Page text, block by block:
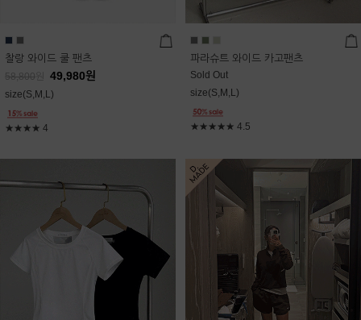
찰랑 와이드 쿨 팬츠
58,800 49,980원
size(S,M,L)
★★★★ 4
파라슈트 와이드 카고팬츠
Sold Out
size(S,M,L)
★★★★★ 4.5